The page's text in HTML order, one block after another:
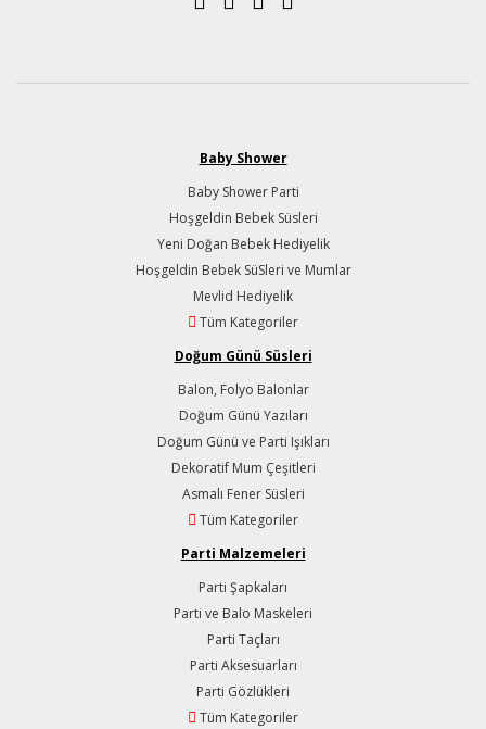
Baby Shower
Baby Shower Parti
Hoşgeldin Bebek Süsleri
Yeni Doğan Bebek Hediyelik
Hoşgeldin Bebek SüSleri ve Mumlar
Mevlid Hediyelik
Tüm Kategoriler
Doğum Günü Süsleri
Balon, Folyo Balonlar
Doğum Günü Yazıları
Doğum Günü ve Parti Işıkları
Dekoratif Mum Çeşitleri
Asmalı Fener Süsleri
Tüm Kategoriler
Parti Malzemeleri
Parti Şapkaları
Parti ve Balo Maskeleri
Parti Taçları
Parti Aksesuarları
Parti Gözlükleri
Tüm Kategoriler